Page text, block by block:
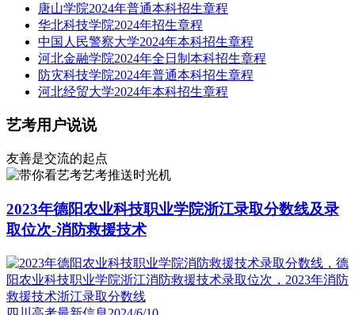
唐山学院2024年普通本科招生章程
华北科技学院2024年招生章程
中国人民警察大学2024年本科招生章程
河北金融学院2024年全日制本科招生章程
防灾科技学院2024年普通本科招生章程
河北经贸大学2024年本科招生章程
艺考用户说说
友善是交流的起点
艺考推送时光机
2023年德阳农业科技职业学院浙江录取分数线及录
取位次-消防救援技术